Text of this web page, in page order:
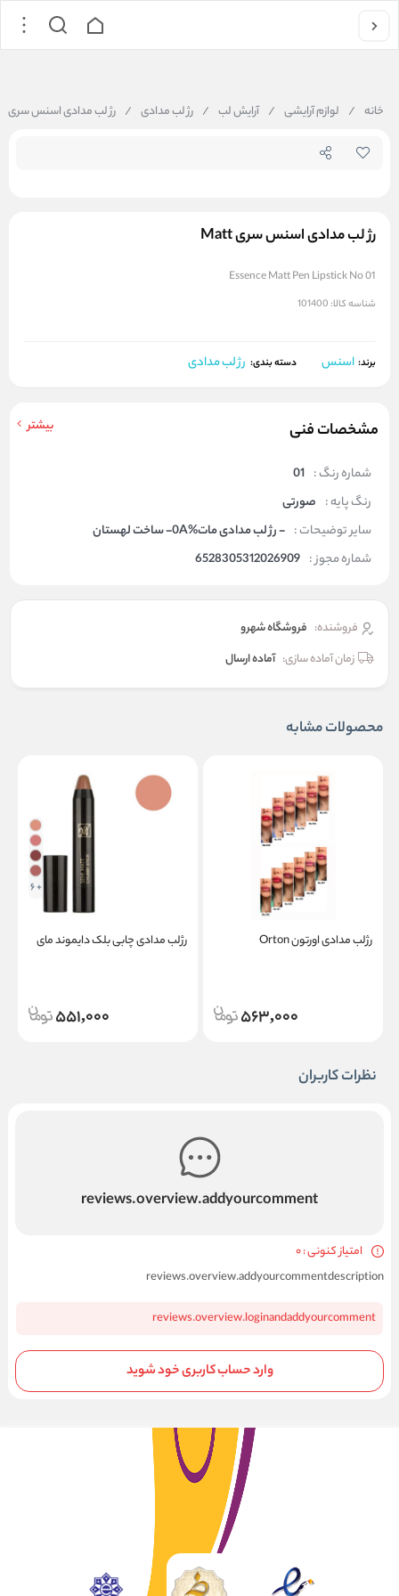
خانه / لوازم آرایشی / آرایش لب / رژ لب مدادی / رژ لب مدادی اسنس سری Matt
رژ لب مدادی اسنس سری Matt
Essence Matt Pen Lipstick No 01
شناسه کالا: 101400
برند: اسنس دسته بندی: رژ لب مدادی
مشخصات فنی بیشتر
شماره رنگ : 01
رنگ پایه : صورتی
سایر توضیحات : - رژ لب مدادی مات%0A- ساخت لهستان
شماره مجوز : 6528305312026909
فروشنده: فروشگاه شهرو
زمان آماده سازی: آماده ارسال
محصولات مشابه
رژلب مدادی اورتون Orton
563,000
+ 6
رژلب مدادی چابی بلک دایموند مای
551,000
نظرات کاربران
reviews.overview.addyourcomment
امتیاز کنونی : 0
reviews.overview.addyourcommentdescription
reviews.overview.loginandaddyourcomment
وارد حساب کاربری خود شوید